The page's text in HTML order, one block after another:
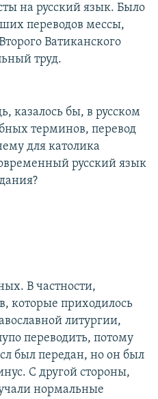
на русский язык. Было
переводов мессы,
Ватиканского
труд.
казалось бы, в русском
терминов, перевод
для католика
русский язык
В частности,
которые приходилось
литургии,
переводить, потому
был передан, но он был
С другой стороны,
нормальные